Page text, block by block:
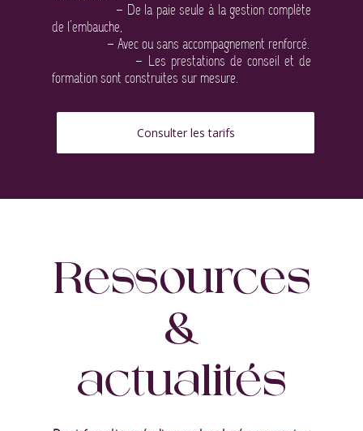
– De la paie seule à la gestion complète
de l’embauche,
– Avec ou sans accompagnement renforcé.
– Les prestations de conseil et de
formation sont construites sur mesure.
Consulter les tarifs
Ressources
&
actualités